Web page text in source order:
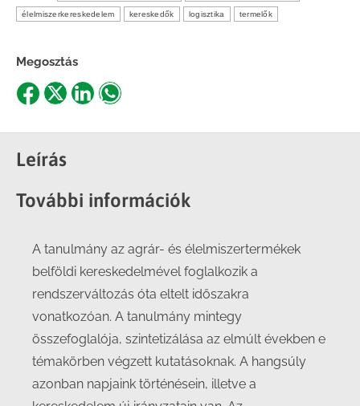
élelmiszerkereskedelem kereskedők logisztika termelők
Megosztás
Share
Facebook
Share
X
ShareShare
Leírás
További információk
A tanulmány az agrár- és élelmiszertermékek
belföldi kereskedelmével foglalkozik a
rendszerváltozás óta eltelt időszakra
vonatkozóan. A tanulmány mintegy
összefoglalója, szintetizálása az elmúlt években e
témakörben végzett kutatásoknak. A hangsúly
azonban napjaink történésein, illetve a